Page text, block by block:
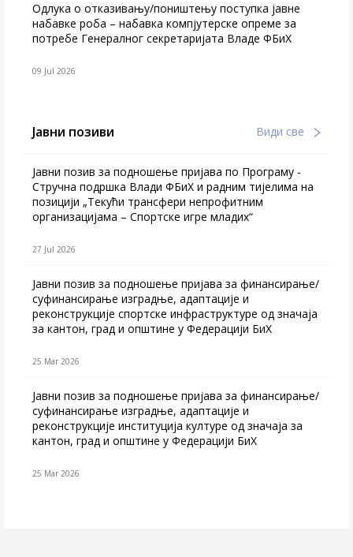
Одлука о отказивању/поништењу поступка јавне
набавке роба – набавка компјутерске опреме за
потребе Генералног секретаријата Владе ФБиХ
09 Jul 2026
Јавни позиви Види све
Јавни позив за подношење пријава по Програму -
Стручна подршка Влади ФБиХ и радним тијелима на
позицији „Текући трансфери непрофитним
организацијама – Спортске игре младих“
27 Jul 2026
Jавни позив за подношење пријава за финансирање/
суфинансирање изградње, адаптације и
реконструкције спортске инфраструктуре од значаја
за кантон, град и општине у Федерацији БиХ
25 Mar 2026
Јавни позив за подношење пријава за финансирање/
суфинансирање изградње, адаптације и
реконструкције институција културе од значаја за
кантон, град и општине у Федерацији БиХ
25 Mar 2026